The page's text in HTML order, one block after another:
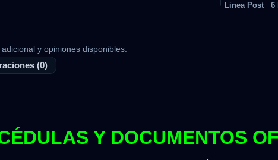
Linea Post
6
y opiniones disponibles.
(0)
Y DOCUMENTOS